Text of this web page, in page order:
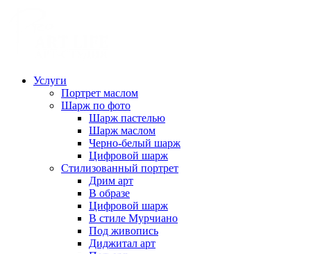
Услуги
Портрет маслом
Шарж по фото
Шарж пастелью
Шарж маслом
Черно-белый шарж
Цифровой шарж
Стилизованный портрет
Дрим арт
В образе
Цифровой шарж
В стиле Мурчиано
Под живопись
Диджитал арт